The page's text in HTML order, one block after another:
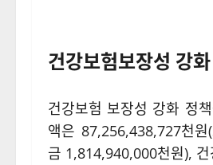
건강보험보장성 강
건강보험 보장성 강화 정
액은 87,256,438,727천
금 1,814,940,000천원),